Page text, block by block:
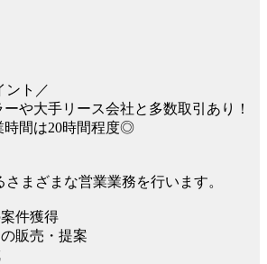
ント／
や大手リース会社と多数取引あり！
間は20時間程度◎
さまざまな営業業務を行います。
件獲得
販売・提案